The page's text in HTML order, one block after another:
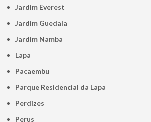
Jardim Everest
Jardim Guedala
Jardim Namba
Lapa
Pacaembu
Parque Residencial da Lapa
Perdizes
Perus